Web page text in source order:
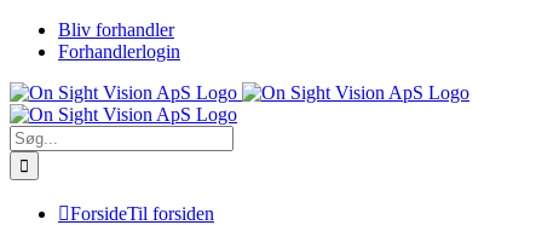
Skip
Bliv forhandler
Forhandlerlogin
Søg
efter:
ForsideTil forsiden